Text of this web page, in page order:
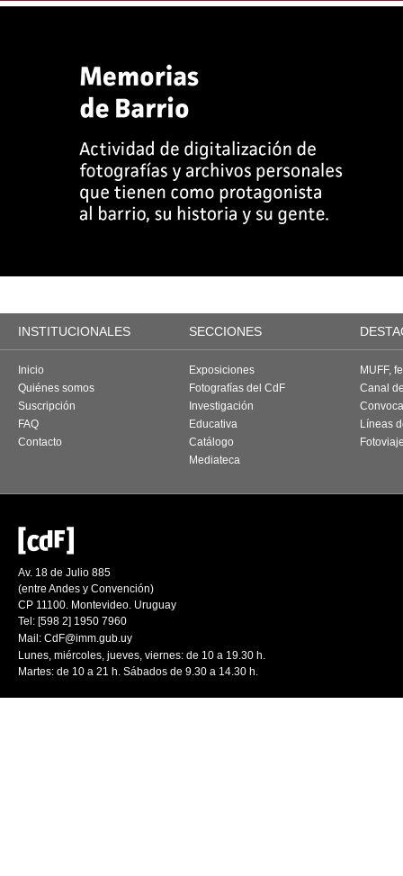
INSTITUCIONALES SECCIONES
Inicio
Quiénes somos
Suscripción
FAQ
Contacto
Exposiciones
Fotografías del CdF
Investigación
Educativa
Catálogo
Mediateca
MUFF,
Canal
Líneas
Av. 18 de Julio 885
(entre Andes y Convención)
CP 11100. Montevideo. Uruguay
Tel: [598 2] 1950 7960
Mail: CdF@imm.gub.uy
Lunes, miércoles, jueves, viernes: de 10 a 19.30 h.
Martes: de 10 a 21 h. Sábados de 9.30 a 14.30 h.